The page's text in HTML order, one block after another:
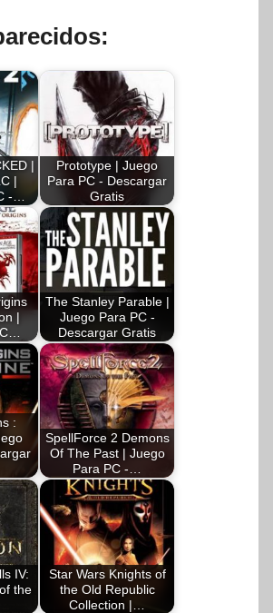
|
|
-…
Prototype | Juego
Para PC - Descargar
Gratis
|
The Stanley Parable |
Juego Para PC -
Descargar Gratis
:
SpellForce 2 Demons
Of The Past | Juego
Para PC -…
IV:
the
Star Wars Knights of
the Old Republic
Collection |…